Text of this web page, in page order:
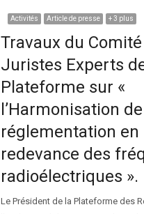
Activités Article de presse + 3 plus
Travaux du
Juristes Experts
Plateforme sur «
l’Harmonisation
réglementation en
redevance des
radioélectriques ».
Le Président de la Plateforme des